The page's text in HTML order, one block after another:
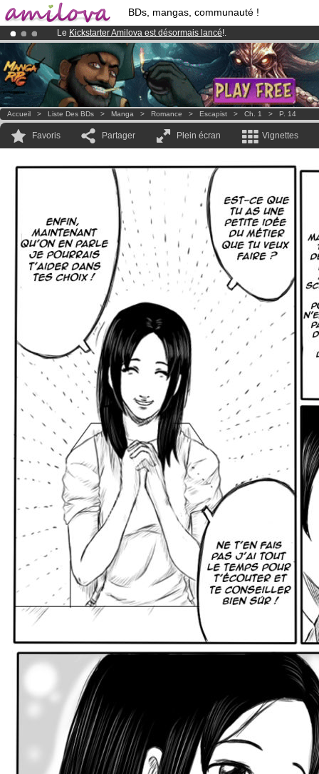
BDs, mangas, communauté !
Le Kickstarter Amilova est désormais lancé!.
Déjà 100000membreset 1000BDs & Mangas!
Abonnement premium: à partir de
3.95 eurospar mois !Clique ici
Accueil > Liste Des BDs > Manga > Romance > Escapist > Ch. 1 > P. 14
Favoris Partager Plein écran Vignettes